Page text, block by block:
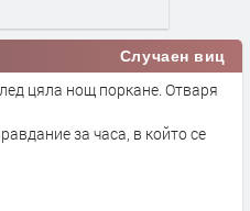
Случаен виц
цяла нощ поркане. Отваря
за часа, в който се